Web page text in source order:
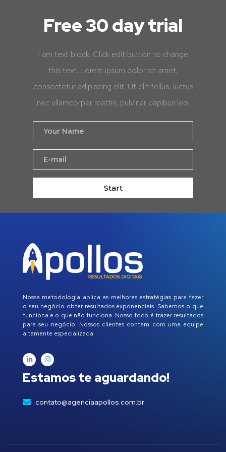
Free 30 day trial
I am text block. Click edit button to change
this text. Lorem ipsum dolor sit amet,
consectetur adipiscing elit. Ut elit tellus, luctus
nec ullamcorper mattis, pulvinar dapibus leo.
Start
Nossa metodologia aplica as melhores estratégias para fazer
o seu negócio obter resultados exponenciais. Sabemos o que
funciona e o que não funciona. Nosso foco é trazer resultados
para seu negócio. Nossos clientes contam com uma equipe
altamente especializada
Estamos te aguardando!
contato@agenciaapollos.com.br